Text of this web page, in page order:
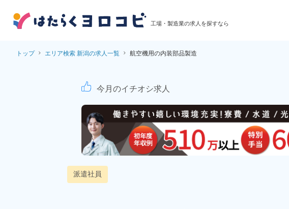
工場・製造業の求人を探すなら
トップ エリア検索 新潟の求人一覧 航空機用の内装部品製造
航空機用の内装部品製造！
今月のイチオシ求人
派遣社員